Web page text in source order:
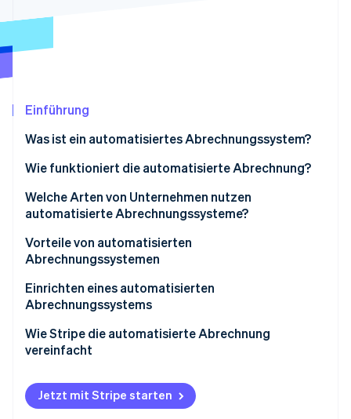
Identity
Online-Identitätsprüfung
Stripe-Sessions 2026
Erfahren Sie, wie Stripe Lösungen für die
Jetzt ansehen
Einführung
Was ist ein automatisiertes Abrechnungssystem?
Wie funktioniert die automatisierte Abrechnung?
Welche Arten von Unternehmen nutzen
automatisierte Abrechnungssysteme?
Vorteile von automatisierten
Abrechnungssystemen
Einrichten eines automatisierten
Abrechnungssystems
Wie Stripe die automatisierte Abrechnung
vereinfacht
Jetzt mit Stripe starten